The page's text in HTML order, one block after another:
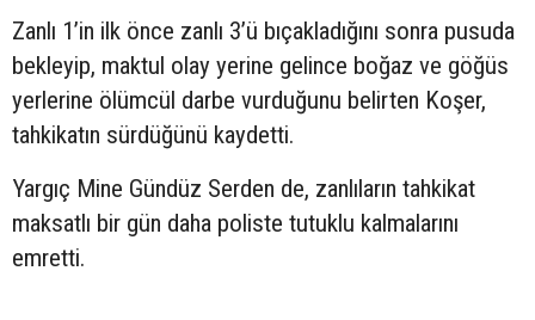
Zanlı 1’in ilk önce zanlı 3’ü bıçakladığını sonra pusuda
bekleyip, maktul olay yerine gelince boğaz ve göğüs
yerlerine ölümcül darbe vurduğunu belirten Koşer,
tahkikatın sürdüğünü kaydetti.
Yargıç Mine Gündüz Serden de, zanlıların tahkikat
maksatlı bir gün daha poliste tutuklu kalmalarını
emretti.